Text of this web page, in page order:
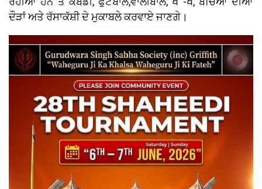
ਦੌੜਾਂ ਅਤੇ ਰੱਸਾਕੱਸ਼ੀ ਦੇ ਮੁਕਾਬਲੇ ਕਰਵਾਏ ਜਾਣਗੇ।